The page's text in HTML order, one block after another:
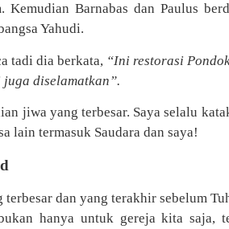
Barnabas dan Paulus
Yahudi.
tadi dia berkata, “Ini restorasi
diselamatkan”.
jiwa yang terbesar. Saya selalu
lain termasuk Saudara dan saya!
dan yang terakhir sebelum
hanya untuk gereja kita saja,